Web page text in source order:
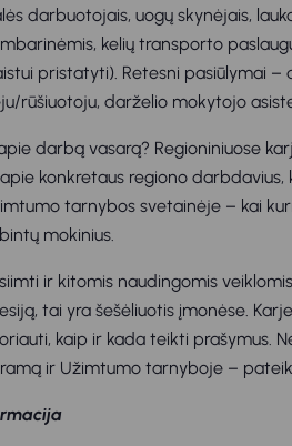
darbuotojais, uogų skynėjais,
kelių transporto
pristatyti). Retesni pasiūlymai
rūšiuotoju, darželio mokytojo
darbą vasarą? Regioniniuose
konkretaus regiono
tarnybos svetainėje – kai
mokinius.
ir kitomis naudingomis
tai yra šešėliuotis įmonėse.
kaip ir kada teikti prašymus.
ir Užimtumo tarnyboje –